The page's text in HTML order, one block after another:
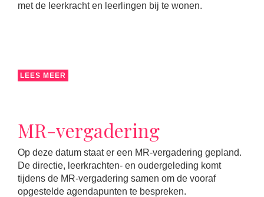
met de leerkracht en leerlingen bij te wonen.
LEES MEER
MR-vergadering
Op deze datum staat er een MR-vergadering gepland.
De directie, leerkrachten- en oudergeleding komt
tijdens de MR-vergadering samen om de vooraf
opgestelde agendapunten te bespreken.